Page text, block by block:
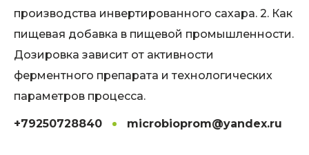
производства инвертированного сахара. 2. Как
пищевая добавка в пищевой промышленности.
Дозировка зависит от активности
ферментного препарата и технологических
параметров процесса.
+79250728840 microbioprom@yandex.ru